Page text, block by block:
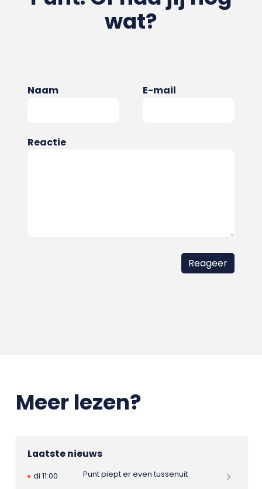
wat?
Naam E-mail
Reactie
Meer lezen?
Laatste nieuws
di 11:00
Punt piept er even tussenuit